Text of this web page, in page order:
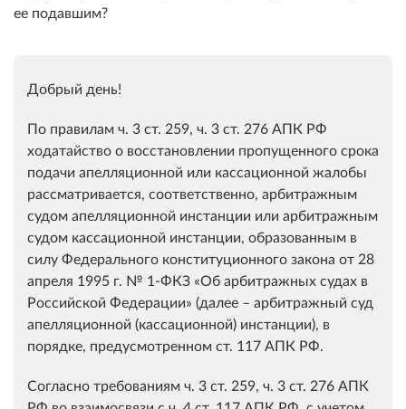
ее подавшим?
Добрый день!
По правилам ч. 3 ст. 259, ч. 3 ст. 276 АПК РФ
ходатайство о восстановлении пропущенного срока
подачи апелляционной или кассационной жалобы
рассматривается, соответственно, арбитражным
судом апелляционной инстанции или арбитражным
судом кассационной инстанции, образованным в
силу Федерального конституционного закона от 28
апреля 1995 г. № 1-ФКЗ «Об арбитражных судах в
Российской Федерации» (далее – арбитражный суд
апелляционной (кассационной) инстанции), в
порядке, предусмотренном ст. 117 АПК РФ.
Согласно требованиям ч. 3 ст. 259, ч. 3 ст. 276 АПК